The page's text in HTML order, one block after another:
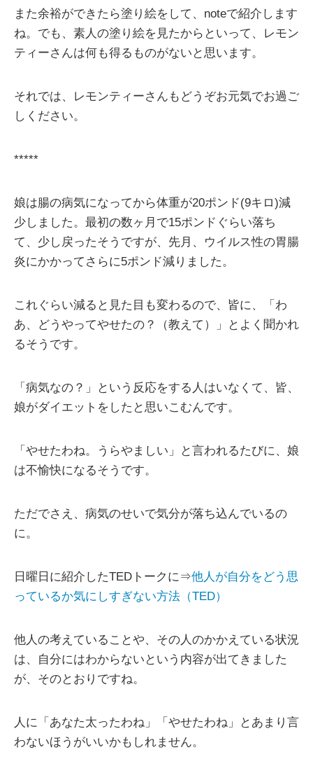
また余裕ができたら塗り絵をして、noteで紹介します
ね。でも、素人の塗り絵を見たからといって、レモン
ティーさんは何も得るものがないと思います。
それでは、レモンティーさんもどうぞお元気でお過ご
しください。
*****
娘は腸の病気になってから体重が20ポンド(9キロ)減
少しました。最初の数ヶ月で15ポンドぐらい落ち
て、少し戻ったそうですが、先月、ウイルス性の胃腸
炎にかかってさらに5ポンド減りました。
これぐらい減ると見た目も変わるので、皆に、「わ
あ、どうやってやせたの？（教えて）」とよく聞かれ
るそうです。
「病気なの？」という反応をする人はいなくて、皆、
娘がダイエットをしたと思いこむんです。
「やせたわね。うらやましい」と言われるたびに、娘
は不愉快になるそうです。
ただでさえ、病気のせいで気分が落ち込んでいるの
に。
日曜日に紹介したTEDトークに⇒他人が自分をどう思
っているか気にしすぎない方法（TED）
他人の考えていることや、その人のかかえている状況
は、自分にはわからないという内容が出てきました
が、そのとおりですね。
人に「あなた太ったわね」「やせたわね」とあまり言
わないほうがいいかもしれません。